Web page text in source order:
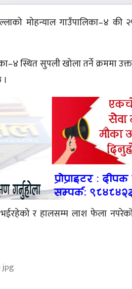
मोहन्यालगाउँपालिका–४ की
स्थितसुपलीखोला तर्ने क्रममा
भईरहेकोर हालसम्म लाश फेला नपरेको